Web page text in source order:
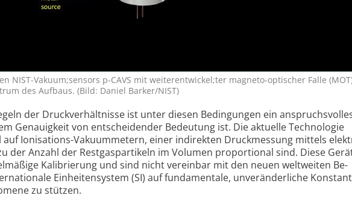
NIST-Vakuum;sensors p-CAVS mit weiterentwickel;ter magneto-optischer Falle
des Aufbaus. (Bild: Daniel Barker/NIST)
der Druck­verhältnisse ist unter diesen Bedingun­gen ein
Genauigkeit von ent­schei­dender Bedeutung ist. Die aktuelle Techno­logie
auf Ioni­sations-Vakuum­metern, einer indirekten Druck­messung mittels
der Anzahl der Restgas­partikeln im Volumen propor­tional sind. Diese
Kali­brierung und sind nicht verein­bar mit den neuen welt­weiten Be­
Ein­heiten­sys­tem (SI) auf funda­mentale, un­ver­änder­liche
zu stützen.